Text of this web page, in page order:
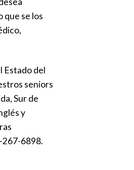
que se los
Estado del
seniors
Sur de
y
267-6898.